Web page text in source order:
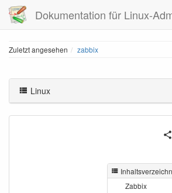
Dokumentation für Linux-
Zuletzt angesehen zabbix
Linux
Zabbix